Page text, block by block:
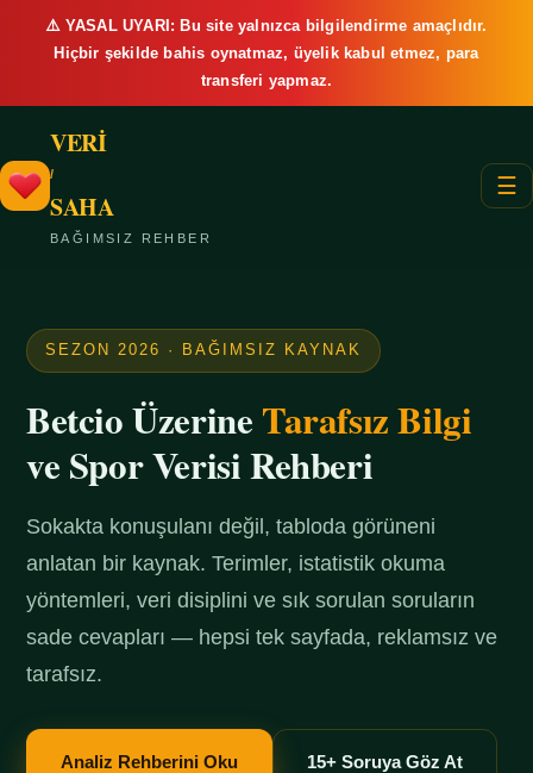
⚠️ YASAL UYARI: Bu site yalnızca bilgilendirme amaçlıdır.
Hiçbir şekilde bahis oynatmaz, üyelik kabul etmez, para
transferi yapmaz.
VERİ
/
SAHA
BAĞIMSIZ REHBER
☰
SEZON 2026 · BAĞIMSIZ KAYNAK
Betcio ÜzerineTarafsız Bilgi
ve Spor Verisi Rehberi
Sokakta konuşulanı değil, tabloda görüneni
anlatan bir kaynak. Terimler, istatistik okuma
yöntemleri, veri disiplini ve sık sorulan soruların
sade cevapları — hepsi tek sayfada, reklamsız ve
tarafsız.
Analiz Rehberini Oku 15+ Soruya Göz At